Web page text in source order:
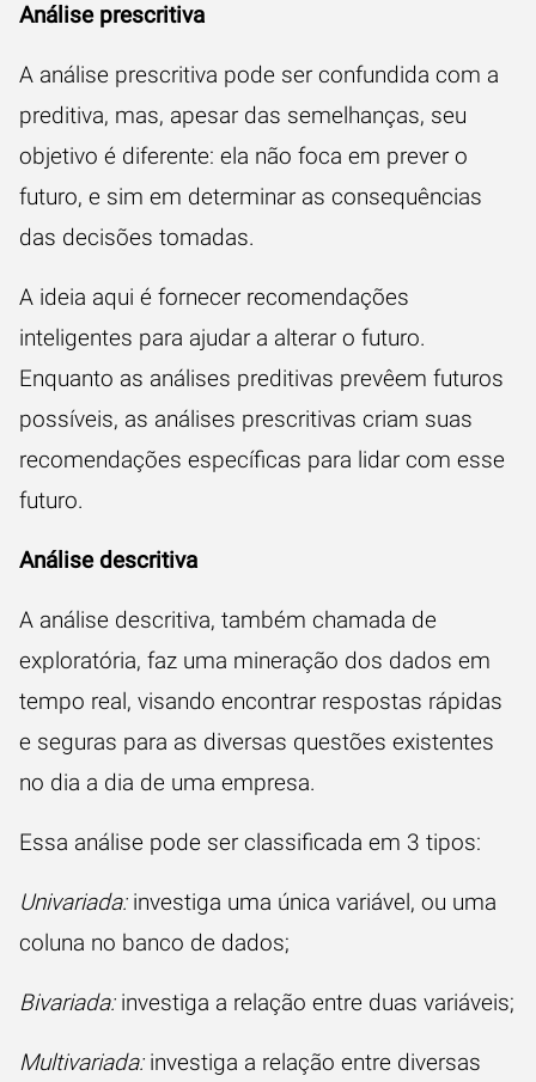
Análise prescritiva
A análise prescritiva pode ser confundida com a
preditiva, mas, apesar das semelhanças, seu
objetivo é diferente: ela não foca em prever o
futuro, e sim em determinar as consequências
das decisões tomadas.
A ideia aqui é fornecer recomendações
inteligentes para ajudar a alterar o futuro.
Enquanto as análises preditivas prevêem futuros
possíveis, as análises prescritivas criam suas
recomendações específicas para lidar com esse
futuro.
Análise descritiva
A análise descritiva, também chamada de
exploratória, faz uma mineração dos dados em
tempo real, visando encontrar respostas rápidas
e seguras para as diversas questões existentes
no dia a dia de uma empresa.
Essa análise pode ser classificada em 3 tipos:
Univariada:investiga uma única variável, ou uma
coluna no banco de dados;
Bivariada:investiga a relação entre duas variáveis;
Multivariada:investiga a relação entre diversas